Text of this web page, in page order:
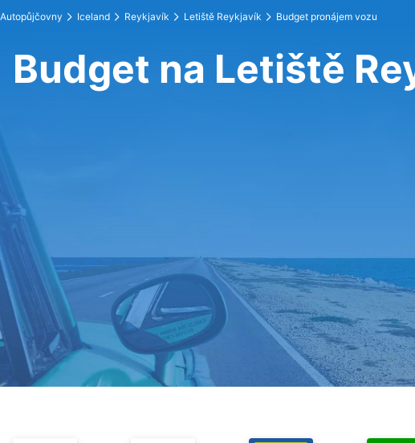
Autopůjčovny Iceland Reykjavík Letiště Reykjavík Budget pronájem vozu
Budget na Letiště